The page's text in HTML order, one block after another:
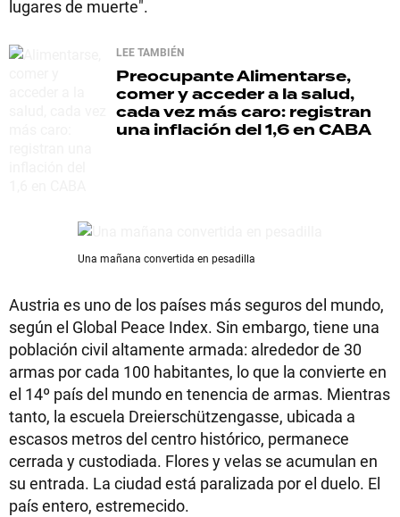
lugares de muerte".
LEE TAMBIÉN
PreocupanteAlimentarse,
comer y acceder a la salud,
cada vez más caro: registran
una inflación del 1,6 en CABA
Una mañana convertida en pesadilla
Austria es uno de los países más seguros del mundo,
según el Global Peace Index. Sin embargo, tiene una
población civil altamente armada: alrededor de 30
armas por cada 100 habitantes, lo que la convierte en
el 14º país del mundo en tenencia de armas. Mientras
tanto, la escuela Dreierschützengasse, ubicada a
escasos metros del centro histórico, permanece
cerrada y custodiada. Flores y velas se acumulan en
su entrada. La ciudad está paralizada por el duelo. El
país entero, estremecido.